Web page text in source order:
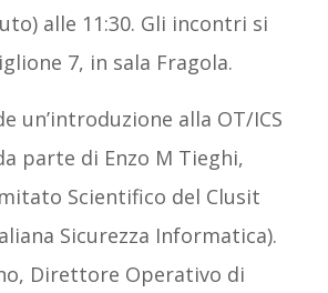
alle 11:30. Gli incontri si
7, in sala Fragola.
un’introduzione alla OT/ICS
parte di Enzo M Tieghi,
Scientifico del Clusit
Sicurezza Informatica).
Direttore Operativo di